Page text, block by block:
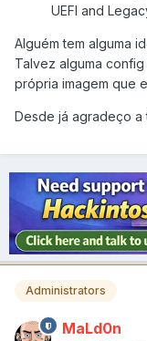
UEFI and
Alguém tem alguma
Talvez alguma
própria imagem que
Desde já agradeço a
Administrators
MaLd0n